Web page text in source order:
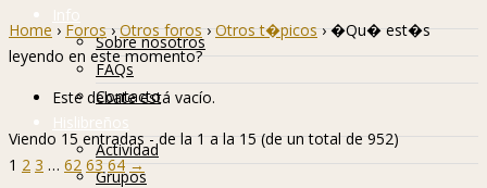
Info
Sobre nosotros
FAQs
Contacto
Hislibreños
Actividad
Grupos
Home › Foros › Otros foros › Otros t�picos › �Qu� est�s
leyendo en este momento?
Este debate está vacío.
Viendo 15 entradas - de la 1 a la 15 (de un total de 952)
1 2 3 … 62 63 64 →